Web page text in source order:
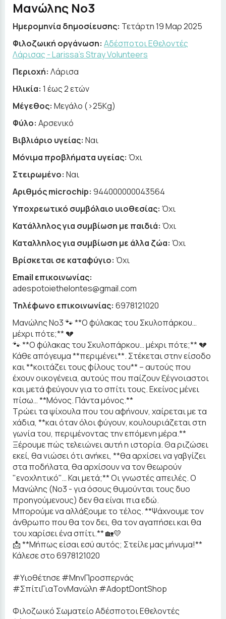
Μανώλης Νο3
Ημερομηνία δημοσίευσης: Τετάρτη 19 Μαρ 2025
Φιλοζωική οργάνωση: Αδέσποτοι Εθελοντές
Λάρισας - Larissa's Stray Volunteers
Περιοχή: Λάρισα
Ηλικία: 1 έως 2 ετών
Μέγεθος: Μεγάλο (>25Kg)
Φύλο: Αρσενικό
Βιβλιάριο υγείας: Ναι
Μόνιμα προβλήματα υγείας: Όχι
Στειρωμένο: Ναι
Αριθμός microchip: 944000000043564
Υποχρεωτικό συμβόλαιο υιοθεσίας: Όχι
Κατάλληλος για συμβίωση με παιδιά: Όχι
Καταλληλος για συμβίωση με άλλα ζώα: Όχι
Βρίσκεται σε καταφύγιο: Όχι
Email επικοινωνίας:
adespotoiethelontes@gmail.com
Τηλέφωνο επικοινωνίας: 6978121020
Μανώλης Νο3 🐾 **Ο φύλακας του Σκυλοπάρκου…
μέχρι πότε;** 💔
🐾 **Ο φύλακας του Σκυλοπάρκου… μέχρι πότε;** 💔
Κάθε απόγευμα **περιμένει**. Στέκεται στην είσοδο
και **κοιτάζει τους φίλους του** – αυτούς που
έχουν οικογένεια, αυτούς που παίζουν ξέγνοιαστοι
και μετά φεύγουν για το σπίτι τους. Εκείνος μένει
πίσω… **Μόνος. Πάντα μόνος.**
Τρώει τα ψίχουλα που του αφήνουν, χαίρεται με τα
χάδια, **και όταν όλοι φύγουν, κουλουριάζεται στη
γωνία του, περιμένοντας την επόμενη μέρα.**
Ξέρουμε πώς τελειώνει αυτή η ιστορία. Θα ριζώσει
εκεί, θα νιώσει ότι ανήκει, **θα αρχίσει να γαβγίζει
στα ποδήλατα, θα αρχίσουν να τον θεωρούν
"ενοχλητικό"… Και μετά;** Οι γνωστές απειλές. Ο
Μανώλης (Νο3 - για όσους θυμούνται τους δυο
προηγούμενους) δεν θα είναι πια εδώ.
Μπορούμε να αλλάξουμε το τέλος. **Ψάχνουμε τον
άνθρωπο που θα τον δει, θα τον αγαπήσει και θα
του χαρίσει ένα σπίτι.** 🏡💛
📩 **Μήπως είσαι εσύ αυτός; Στείλε μας μήνυμα!**
Κάλεσε στο 6978121020
#Υιοθέτησε #ΜηνΠροσπερνάς
#ΣπίτιΓιαΤονΜανώλη #AdoptDontShop
Φιλοζωικό Σωματείο Αδέσποτοι Εθελοντές